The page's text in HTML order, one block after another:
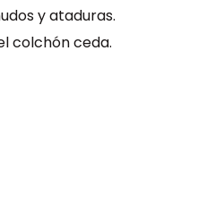
y ataduras.
colchón ceda.